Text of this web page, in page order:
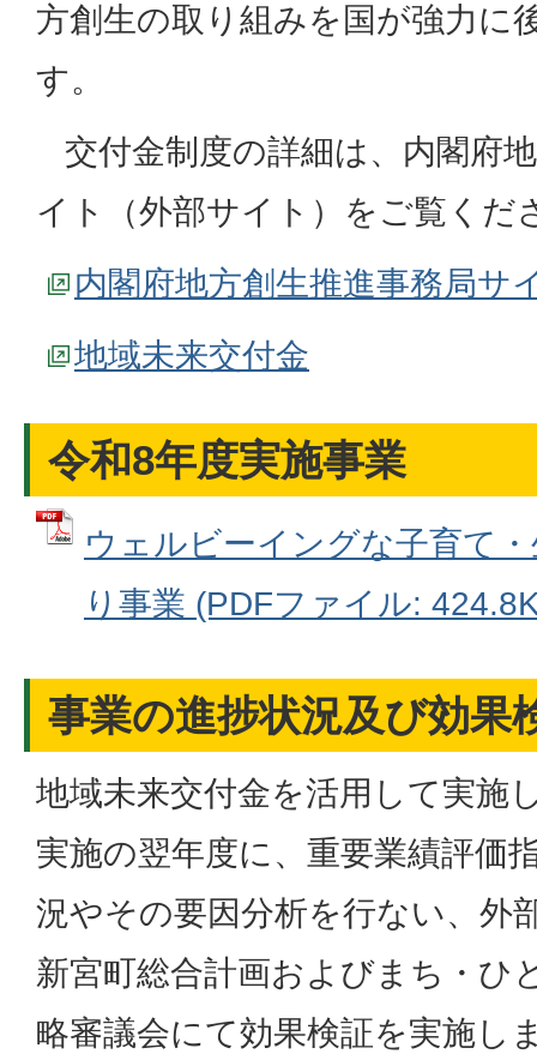
方創生の取り組みを国が強力に
す。
交付金制度の詳細は、内閣府
イト（外部サイト）をご覧くだ
内閣府地方創生推進事務局サ
地域未来交付金
令和8年度実施事業
ウェルビーイングな子育て
り事業 (PDFファイル:
事業の進捗状況及び効果
地域未来交付金を活用して実施
実施の翌年度に、重要業績評価
況やその要因分析を行ない、外
新宮町総合計画およびまち・ひ
略審議会にて効果検証を実施し